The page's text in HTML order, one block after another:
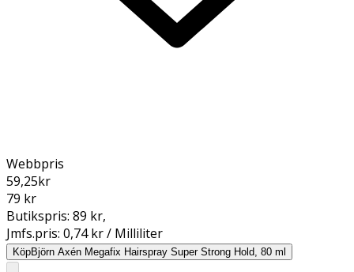
Webbpris
59,25kr
79 kr
Butikspris: 89 kr,
Jmfs.pris: 0,74 kr / Milliliter
KöpBjörn Axén Megafix Hairspray Super Strong Hold, 80 ml